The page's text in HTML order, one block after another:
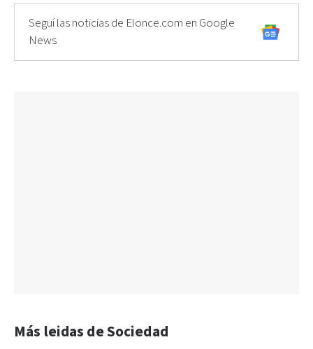
Seguí las noticias de Elonce.com en Google
News
Más leidas de Sociedad